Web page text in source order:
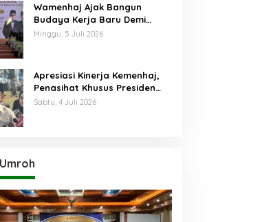
Wamenhaj Ajak Bangun
Budaya Kerja Baru Demi
Pelayanan Terbaik bagi
Minggu, 5 Juli 2026
Apresiasi Kinerja Kemenhaj,
Penasihat Khusus Presiden
Nilai Transisi
Sabtu, 4 Juli 2026